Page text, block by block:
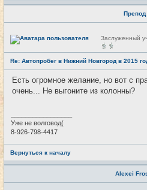
Препод
Н
е
е
т
и
Заслуженный
Re: Автопробег в Нижний Новгород в 2015
Есть огромное желание, но вот с
очень... Не выгоните из колонны?
Уже не волговод(
8-926-798-4417
Вернуться к началу
Alexei